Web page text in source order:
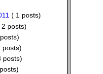
( 1 posts)
2 posts)
posts)
posts)